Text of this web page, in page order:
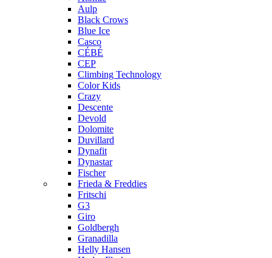
Aulp
Black Crows
Blue Ice
Casco
CÉBÉ
CEP
Climbing Technology
Color Kids
Crazy
Descente
Devold
Dolomite
Duvillard
Dynafit
Dynastar
Fischer
Frieda & Freddies
Fritschi
G3
Giro
Goldbergh
Granadilla
Helly Hansen